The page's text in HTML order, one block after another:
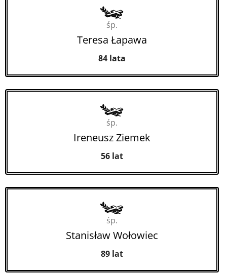
śp.
Teresa Łapawa
84 lata
śp.
Ireneusz Ziemek
56 lat
śp.
Stanisław Wołowiec
89 lat